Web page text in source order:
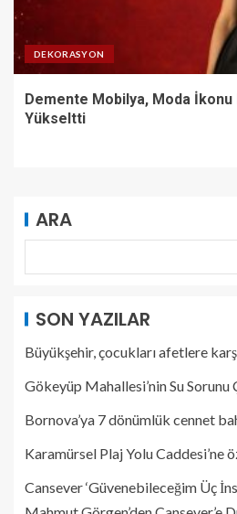
DEKORASYON
Demente Mobilya, Moda
Yükseltti
ARA
SON YAZILAR
Büyükşehir, çocukları afetlere
Gökeyüp Mahallesi’nin Su
Bornova’ya 7 dönümlük cennet
Karamürsel Plaj Yolu Caddesi’ne
Cansever ‘Güvenebileceğim Üç